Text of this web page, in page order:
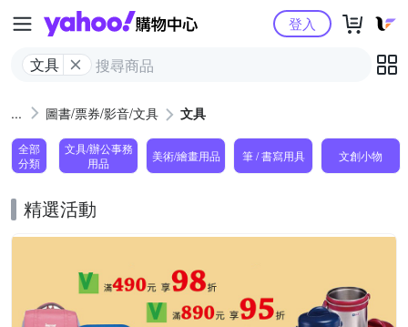
Yahoo購物中心
文具
登入
圖書/票券/影音/文具 文具
全部
分類
文具/辦公事務
用品
美術/繪畫用品 筆 / 書寫用具 文創小物
精選活動